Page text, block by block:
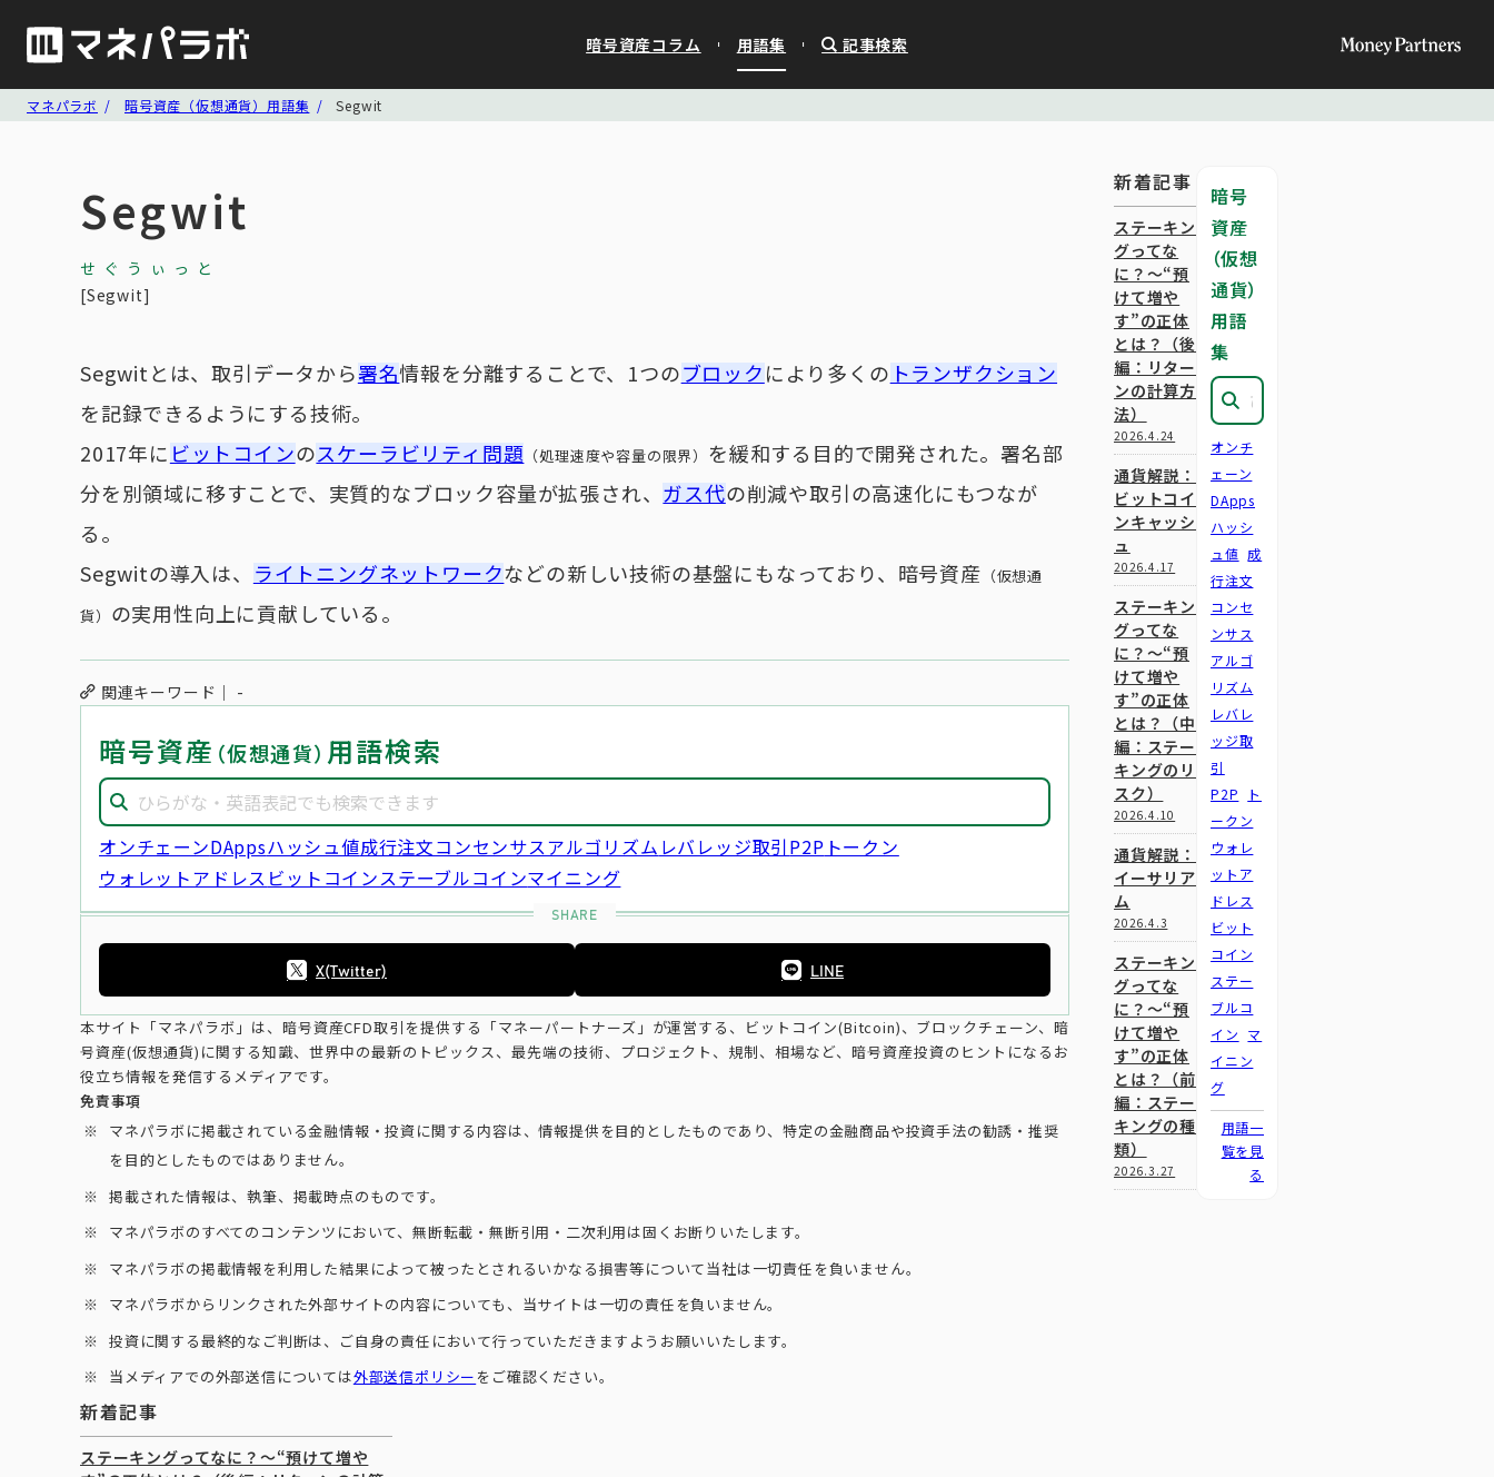
暗号資産コラム 用語集 記事検索
マネパラボ 暗号資産（仮想通貨）用語集 Segwit
Segwit
せぐうぃっと
Segwit
Segwitとは、取引データから署名情報を分離することで、1つのブロックにより多くのトランザクション
を記録できるようにする技術。
2017年にビットコインのスケーラビリティ問題 （処理速度や容量の限界） を緩和する目的で開発された。署名部
分を別領域に移すことで、実質的なブロック容量が拡張され、ガス代の削減や取引の高速化にもつなが
る。
Segwitの導入は、 ライトニングネットワークなどの新しい技術の基盤にもなっており、暗号資産 （仮想通
貨） の実用性向上に貢献している。
関連キーワード -
暗号資産 （仮想通貨） 用語検索
オンチェーンDAppsハッシュ値成行注文コンセンサスアルゴリズム レバレッジ取引P2P トークン
ウォレットアドレス ビットコインステーブルコインマイニング
X(Twitter) LINE
本サイト「マネパラボ」は、暗号資産CFD取引を提供する「マネーパートナーズ」が運営する、ビットコイン(Bitcoin)、ブロックチェーン、暗
号資産(仮想通貨)に関する知識、世界中の最新のトピックス、最先端の技術、プロジェクト、規制、相場など、暗号資産投資のヒントになるお
役立ち情報を発信するメディアです。
免責事項
マネパラボに掲載されている金融情報・投資に関する内容は、情報提供を目的としたものであり、特定の金融商品や投資手法の勧誘・推奨
を目的としたものではありません。
掲載された情報は、執筆、掲載時点のものです。
マネパラボのすべてのコンテンツにおいて、無断転載・無断引用・二次利用は固くお断りいたします。
マネパラボの掲載情報を利用した結果によって被ったとされるいかなる損害等について当社は一切責任を負いません。
マネパラボからリンクされた外部サイトの内容についても、当サイトは一切の責任を負いません。
投資に関する最終的なご判断は、ご自身の責任において行っていただきますようお願いいたします。
当メディアでの外部送信については外部送信ポリシー をご確認ください。
新着記事
ステーキングってなに？～“預けて増や
新着記事
ステーキン
グってな
に？～“預
けて増や
す”の正体
とは？（後
編：リター
ンの計算方
法）
2026.4.24
通貨解説：
ビットコイ
ンキャッシ
ュ
2026.4.17
ステーキン
グってな
に？～“預
けて増や
す”の正体
とは？（中
編：ステー
キングのリ
スク）
2026.4.10
通貨解説：
イーサリア
ム
2026.4.3
ステーキン
グってな
に？～“預
けて増や
す”の正体
とは？（前
編：ステー
キングの種
類）
2026.3.27
暗号
資産
（仮想
通貨）
用語
集
オンチ
ェーン
DApps
ハッシ
ュ値 成
行注文
コンセ
ンサス
アルゴ
リズム
レバレ
ッジ取
引
P2P
ト
ークン
ウォレ
ットア
ドレス
ビット
コイン
ステー
ブルコ
イン マ
イニン
グ
用語一
覧を見
る